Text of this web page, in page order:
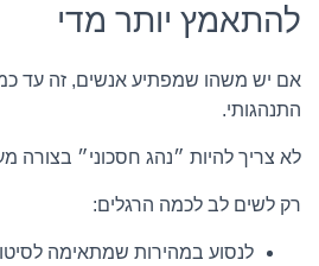
להתאמץ יותר מדי
אם יש משהו שמפתיע אנשים, זה עד כמה
התנהגותי.
לא צריך להיות ״נהג חסכוני״ בצורה
רק לשים לב לכמה הרגלים:
לנסוע במהירות שמתאימה